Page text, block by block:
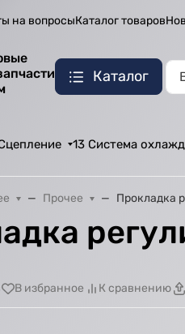
на вопросыКаталог товаров
Каталог
13 Система
Прочее Прокладка
В избранное К сравнению